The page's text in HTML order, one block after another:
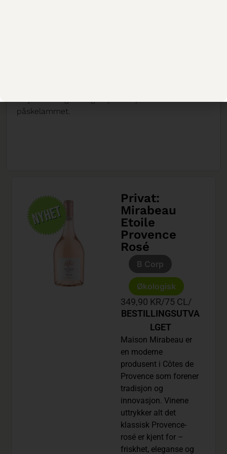
påskelammet.
Privat:
Mirabeau
Etoile
Provence
Rosé
B Corp
Økologisk
349,90 KR/75 CL /
BESTILLINGSUTVA
LGET
Maison Mirabeau er
en moderne
produsent i Côtes de
Provence som forener
tradisjon og
innovasjon. Vinene
uttrykker alt det
klassisk Provence-
rosé er kjent for –
friskhet, eleganse og